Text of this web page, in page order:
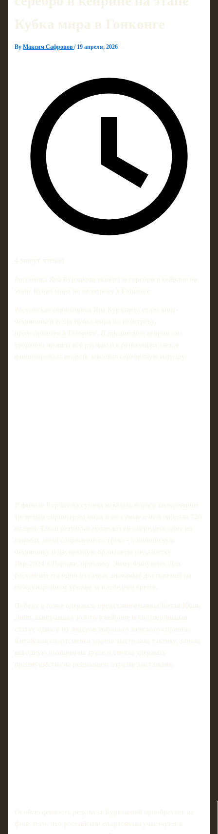
Кубка мира в Гонконге
ByМаксим Сафронов/ 19 апреля, 2026
4 минут чтения
Россиянка Яна Бурлакова выиграла серебро в кейрине на
этапе Кубка мира по велотреку в Гонконге
Российская спринтерша Яна Бурлакова стала вице-
чемпионкой этапа Кубка мира по велотреку,
проходившего в Гонконге. В дисциплине кейрин она
уверенно прошла все раунды и в решающем заезде
финишировала второй, завоевав серебряную награду.
В финале Бурлакова сумела навязать борьбу сильнейшим
трековым спринтерам мира и по сумме очков набрала 720
баллов. Такой результат позволил ей опередить одну из
главных звёзд современного трека - олимпийскую
чемпионку и двукратную бронзовую медалистку
Игр‑2024 в Париже, британку Эмму Финукейн. Для
россиянки это одно из самых значимых достижений на
международном уровне за последнее время.
Победу в гонке одержала представительница Китая Юань
Лиин, выигравшая золото в кейрине и подтвердившая
статус одного из лидеров мирового женского спринта.
Китайская спортсменка удачно выстроила тактику, заняла
выгодную позицию на треке и смогла удержать
преимущество на решающем отрезке дистанции.
Особую ценность результат Бурлаковой приобретает на
фоне того, что российские спортсмены участвуют в